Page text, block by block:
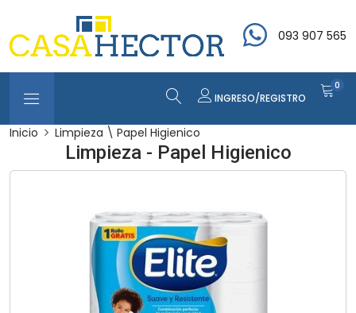
093 907 565
INGRESO/REGISTRO
0
Inicio Limpieza \ Papel Higienico
Limpieza - Papel Higienico